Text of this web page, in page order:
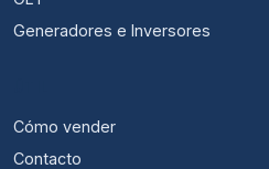
Generadores e Inversores
Cómo vender
Contacto